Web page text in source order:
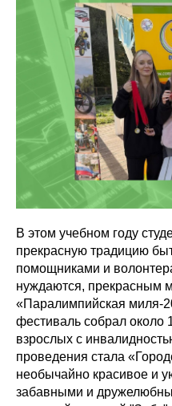
В этом учебном году
прекрасную традицию
помощниками и
нуждаются, прекрасным
«Паралимпийская миля-
фестиваль собрал около
взрослых с
проведения стала
необычайно красивое и
забавными и